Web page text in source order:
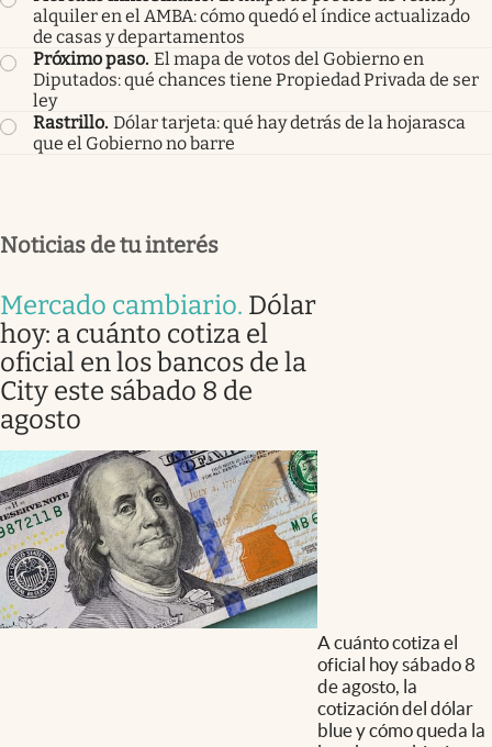
alquiler en el AMBA: cómo quedó el índice actualizado
de casas y departamentos
Próximo paso. El mapa de votos del Gobierno en
Diputados: qué chances tiene Propiedad Privada de ser
ley
Rastrillo. Dólar tarjeta: qué hay detrás de la hojarasca
que el Gobierno no barre
Noticias de tu interés
Mercado cambiario. Dólar
hoy: a cuánto cotiza el
oficial en los bancos de la
City este sábado 8 de
agosto
A cuánto cotiza el
oficial hoy sábado 8
de agosto, la
cotización del dólar
blue y cómo queda la